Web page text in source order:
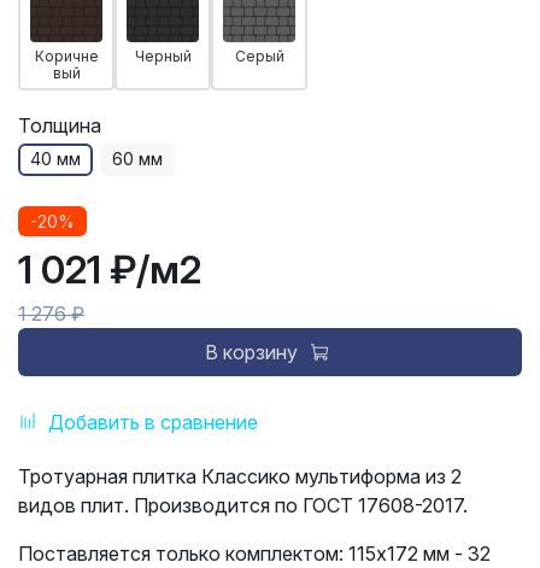
Добавить в сравнение
Коричне
вый
Черный Серый
Толщина
40 мм 60 мм
-20%
1 021 ₽/м2
1 276 ₽
В корзину
Тротуарная плитка Классико мультиформа из 2
видов плит. Производится по ГОСТ 17608-2017.
Поставляется только комплектом: 115х172 мм - 32